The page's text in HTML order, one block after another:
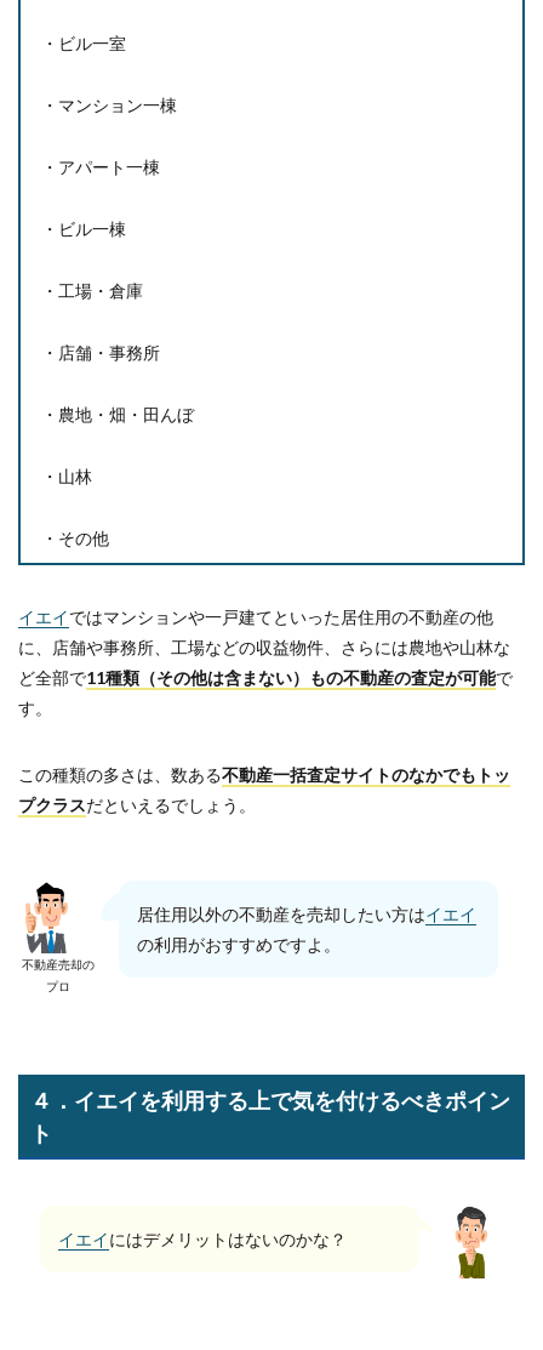
・ビル一室
・マンション一棟
・アパート一棟
・ビル一棟
・工場・倉庫
・店舗・事務所
・農地・畑・田んぼ
・山林
・その他
イエイではマンションや一戸建てといった居住用の不動産の他
に、店舗や事務所、工場などの収益物件、さらには農地や山林な
ど全部で11種類（その他は含まない）もの不動産の査定が可能で
す。
この種類の多さは、数ある不動産一括査定サイトのなかでもトッ
プクラスだといえるでしょう。
不動産売却の
プロ
居住用以外の不動産を売却したい方はイエイ
の利用がおすすめですよ。
４．イエイを利用する上で気を付けるべきポイン
ト
イエイにはデメリットはないのかな？